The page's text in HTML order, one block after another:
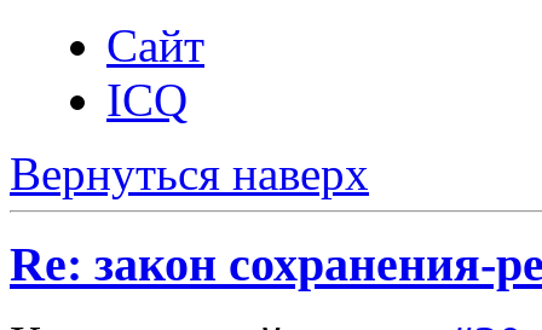
Сайт
ICQ
Вернуться наверх
Re: закон сохранения-